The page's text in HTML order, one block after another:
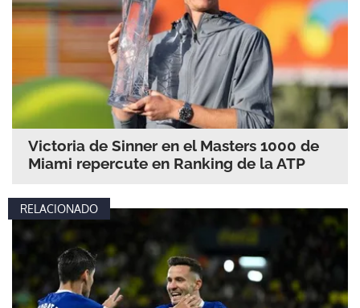
Victoria de Sinner en el Masters 1000 de
Miami repercute en Ranking de la ATP
RELACIONADO